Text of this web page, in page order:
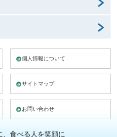
個人情報について
サイトマップ
お問い合わせ
、食べる人を笑顔に